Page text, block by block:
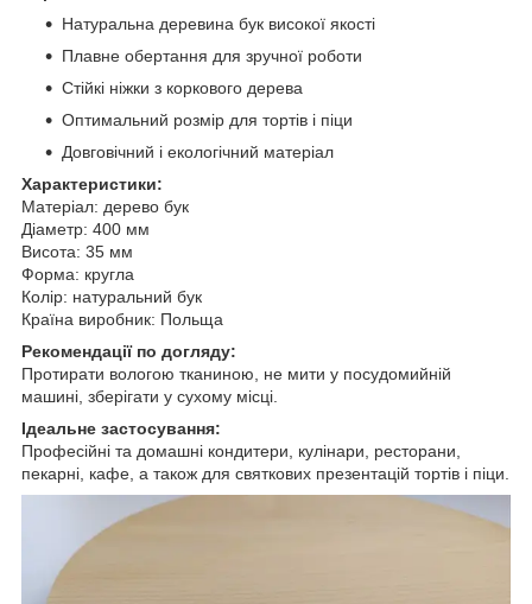
Натуральна деревина бук високої якості
Плавне обертання для зручної роботи
Стійкі ніжки з коркового дерева
Оптимальний розмір для тортів і піци
Довговічний і екологічний матеріал
Характеристики:
Матеріал: дерево бук
Діаметр: 400 мм
Висота: 35 мм
Форма: кругла
Колір: натуральний бук
Країна виробник: Польща
Рекомендації по догляду:
Протирати вологою тканиною, не мити у посудомийній
машині, зберігати у сухому місці.
Ідеальне застосування:
Професійні та домашні кондитери, кулінари, ресторани,
пекарні, кафе, а також для святкових презентацій тортів і піци.